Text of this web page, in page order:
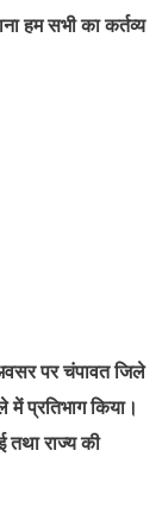
हम सभी का कर्तव्य
पर चंपावत जिले
में प्रतिभाग किया।
तथा राज्य की